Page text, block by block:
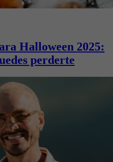
Halloween 2025:
perderte